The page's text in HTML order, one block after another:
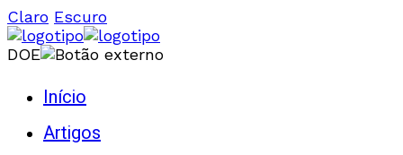
Claro Escuro
DOE
Início
Artigos